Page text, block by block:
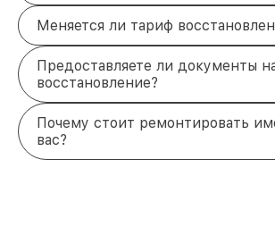
Меняется ли тариф
Предоставляете ли документы
восстановление?
Почему стоит ремонтировать
вас?